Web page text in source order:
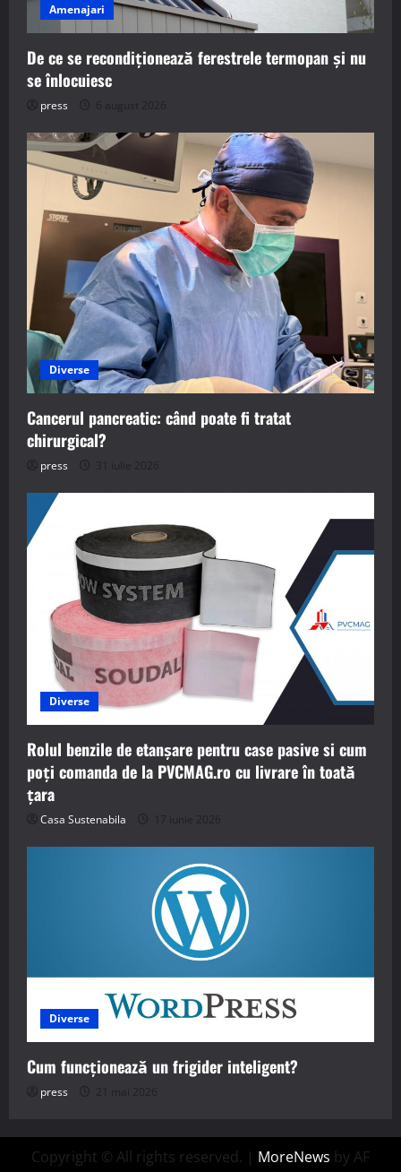
Amenajari
De ce se recondiționează ferestrele termopan și nu
se înlocuiesc
press 6 august 2026
Diverse
Cancerul pancreatic: când poate fi tratat
chirurgical?
press 31 iulie 2026
Diverse
Rolul benzile de etanșare pentru case pasive si cum
poți comanda de la PVCMAG.ro cu livrare în toată
țara
Casa Sustenabila 17 iunie 2026
Diverse
Cum funcționează un frigider inteligent?
press 21 mai 2026
Copyright © All rights reserved. | MoreNews by AF